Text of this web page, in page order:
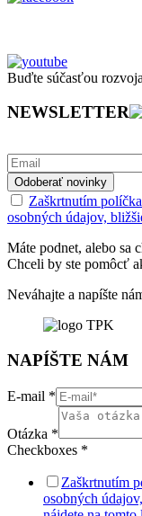
Buďte súčasťou
NEWSLETTER
Zaškrtnutím
osobných údajov,
Máte podnet, alebo sa
Chceli by ste pomôcť
Neváhajte a napíšte
NAPÍŠTE NÁM
E-mail *
Otázka *
Checkboxes *
Zaškrtnutím
osobných